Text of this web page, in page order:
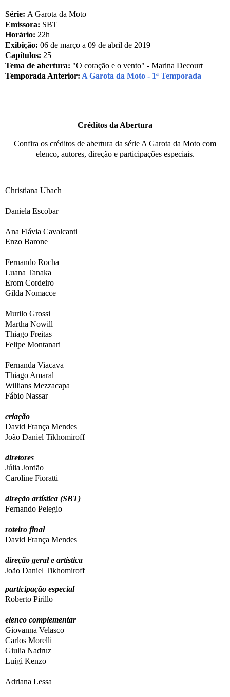
Série: A Garota da Moto
Emissora: SBT
Horário: 22h
Exibição: 06 de março a 09 de abril de 2019
Capítulos: 25
Tema de abertura: "O coração e o vento" - Marina Decourt
Temporada Anterior: A Garota da Moto - 1ª Temporada
Créditos da Abertura
Confira os créditos de abertura da série A Garota da Moto com
elenco, autores, direção e participações especiais.
Christiana Ubach
Daniela Escobar
Ana Flávia Cavalcanti
Enzo Barone
Fernando Rocha
Luana Tanaka
Erom Cordeiro
Gilda Nomacce
Murilo Grossi
Martha Nowill
Thiago Freitas
Felipe Montanari
Fernanda Viacava
Thiago Amaral
Willians Mezzacapa
Fábio Nassar
criação
David França Mendes
João Daniel Tikhomiroff
diretores
Júlia Jordão
Caroline Fioratti
direção artística (SBT)
Fernando Pelegio
roteiro final
David França Mendes
direção geral e artística
João Daniel Tikhomiroff
participação especial
Roberto Pirillo
elenco complementar
Giovanna Velasco
Carlos Morelli
Giulia Nadruz
Luigi Kenzo
Adriana Lessa